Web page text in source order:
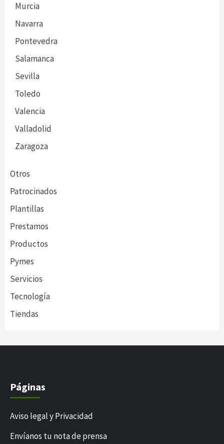
Murcia
Navarra
Pontevedra
Salamanca
Sevilla
Toledo
Valencia
Valladolid
Zaragoza
Otros
Patrocinados
Plantillas
Prestamos
Productos
Pymes
Servicios
Tecnología
Tiendas
Páginas
Aviso legal y Privacidad
Envíanos tu nota de prensa